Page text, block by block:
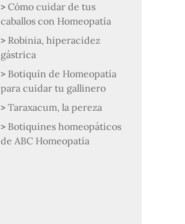
Cómo cuidar de tus
caballos con Homeopatía
Robinia, hiperacidez
gástrica
Botiquín de Homeopatía
para cuidar tu gallinero
Taraxacum, la pereza
Botiquines homeopáticos
de ABC Homeopatía